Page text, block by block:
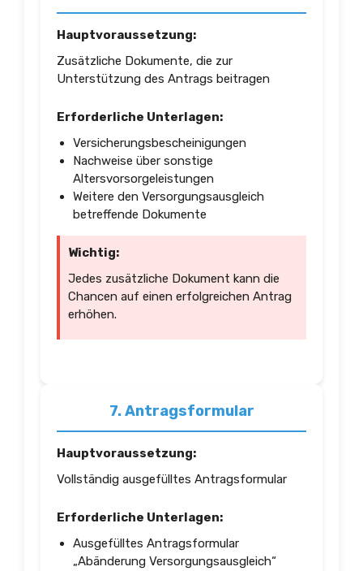
Hauptvoraussetzung:
Zusätzliche Dokumente, die zur
Unterstützung des Antrags beitragen
Erforderliche Unterlagen:
Versicherungsbescheinigungen
Nachweise über sonstige
Altersvorsorgeleistungen
Weitere den Versorgungsausgleich
betreffende Dokumente
Wichtig:
Jedes zusätzliche Dokument kann die
Chancen auf einen erfolgreichen Antrag
erhöhen.
7. Antragsformular
Hauptvoraussetzung:
Vollständig ausgefülltes Antragsformular
Erforderliche Unterlagen:
Ausgefülltes Antragsformular
„Abänderung Versorgungsausgleich“